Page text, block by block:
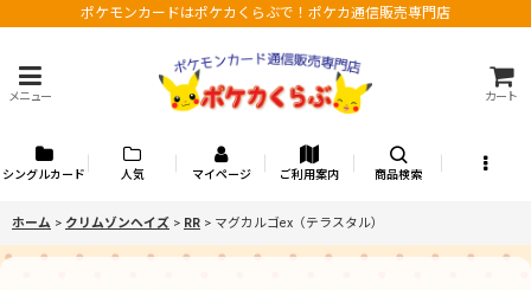
ポケモンカードはポケカくらぶで！ポケカ通信販売専門店
メニュー カート
シングルカード 人気 マイページ ご利用案内 商品検索
ホーム > クリムゾンヘイズ > RR > マグカルゴex（テラスタル）